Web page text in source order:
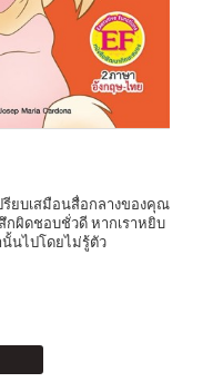
ยบเสมือนสื่อกลางของคุณ
ผิดชอบชั่วดี หากเราหยิบ
นไปโดยไม่รู้ตัว